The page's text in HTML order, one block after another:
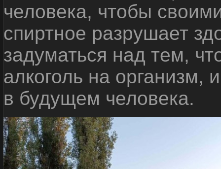
человека, чтобы
спиртное разрушает
задуматься над тем,
алкоголь на организм,
в будущем человека.